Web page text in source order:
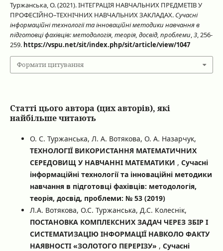
Туржанська, О. (2021). ІНТЕГРАЦІЯ НАВЧАЛЬНИХ ПРЕДМЕТІВ У
ПРОФЕСІЙНО–ТЕХНІЧНИХ НАВЧАЛЬНИХ ЗАКЛАДАХ. Сучасні
інформаційні технології та інноваційні методики навчання в
підготовці фахівців: методологія, теорія, досвід, проблеми,3, 256-
259. https://vspu.net/sit/index.php/sit/article/view/1047
Формати цитування
Статті цього автора (цих авторів), які
найбільше читають
О. С. Туржанська, Л. А. Вотякова, О. А. Назарчук,
ТЕХНОЛОГІЇ ВИКОРИСТАННЯ МАТЕМАТИЧНИХ
СЕРЕДОВИЩ У НАВЧАННІ МАТЕМАТИКИ , Сучасні
інформаційні технології та інноваційні методики
навчання в підготовці фахівців: методологія,
теорія, досвід, проблеми: № 53 (2019)
Л.А. Вотякова, О.С. Туржанська, Д.С. Колеснік,
ПОСТАНОВКА КОМПЛЕКСНИХ ЗАДАЧ ЧЕРЕЗ ЗБІР І
СИСТЕМАТИЗАЦІЮ ІНФОРМАЦІЇ НАВКОЛО ФАКТУ
НАЯВНОСТІ «ЗОЛОТОГО ПЕРЕРІЗУ» , Сучасні